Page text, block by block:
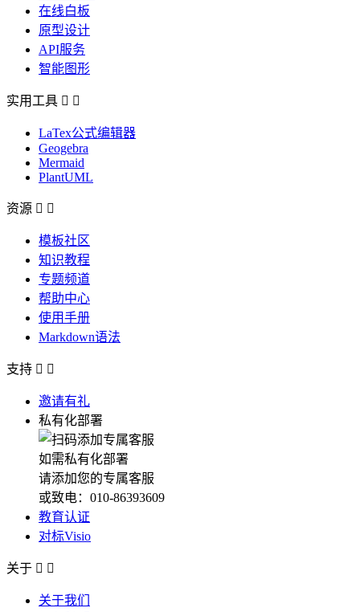
在线白板
原型设计
API服务
智能图形
实用工具  
LaTex公式编辑器
Geogebra
Mermaid
PlantUML
资源  
模板社区
知识教程
专题频道
帮助中心
使用手册
Markdown语法
支持  
邀请有礼
私有化部署
如需私有化部署
请添加您的专属客服
或致电：010-86393609
教育认证
对标Visio
关于  
关于我们